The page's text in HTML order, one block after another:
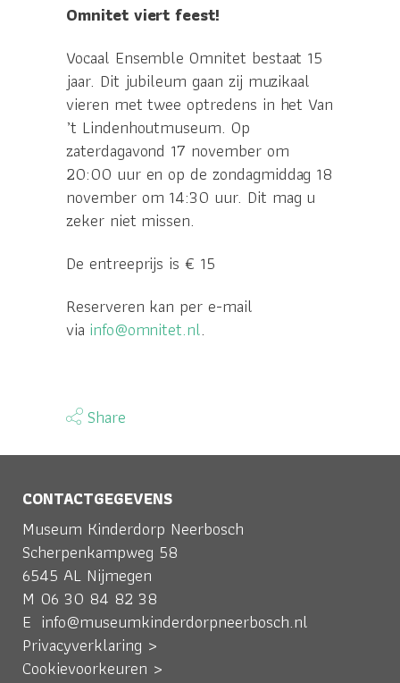
Omnitet viert feest!
Vocaal Ensemble Omnitet bestaat 15
jaar. Dit jubileum gaan zij muzikaal
vieren met twee optredens in het Van
’t Lindenhoutmuseum. Op
zaterdagavond 17 november om
20:00 uur en op de zondagmiddag 18
november om 14:30 uur. Dit mag u
zeker niet missen.
De entreeprijs is € 15
Reserveren kan per e-mail
via info@omnitet.nl.
Share
CONTACTGEGEVENS
Museum Kinderdorp Neerbosch
Scherpenkampweg 58
6545 AL Nijmegen
M 06 30 84 82 38
E info@museumkinderdorpneerbosch.nl
Privacyverklaring >
Cookievoorkeuren >